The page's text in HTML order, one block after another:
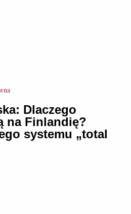
Dlaczego
na Finlandię?
systemu „total